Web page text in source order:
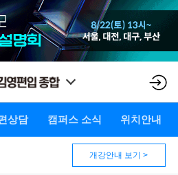
상담 캠퍼스 소식 위치안내
개강안내 보기 >